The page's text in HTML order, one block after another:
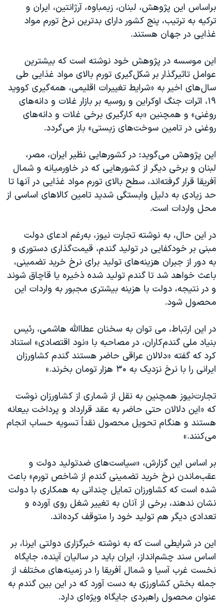
براساس این پژوهش، لبنان، زیمباوه، آرژانتین، ایران و
ترکیه به ترتیب، پنج‌ کشور دارای بدترین نرخ تورم مواد
غذایی در جهان‌ هستند.
این موسسه در پژوهش خود نوشته است که بیشترین
عوامل تاثیرگذار بر شکل‌گیری تورم بالای مواد غذایی طی
سال‌های اخیر به «شرایط تغییرات اقلیمی، همه‌گیری کووید
۱۹، اثرات جنگ اوکراین و روسیه بر بازار غلات و دانه‌های
روغنی» و همچنین «به کارگیری برخی غلات و دانه‌های
روغنی در تامین سوخت‌های زیستی» باز می‌گردد.
این پژوهش می‌گوید: در کشورهایی نظیر ایران، مصر،
لبنان و برخی دیگر از کشورهایی که در خاورمیانه و شمال
آفریقا قرار گرفته‌اند، سطح بالای تورم مواد غذایی در آنها تا
حد زیادی به دلیل وابستگی شدید تامین کالاهای اساسی از
محل واردات است.
در این حال، به نوشته تجارت نیوز، به‌رغم ادعای دولت
مبنی بر خودکفایی در تولید گندم، قیمت‌گذاری دستوری و
به دور از جبران هزینه‌های تولید برای نرخ خرید تضمینی،
باعث خواهد شد تا گندم تولید شده ذخیره یا قاچاق شوند
و در نتیجه، دولت با هزینه‌ بیشتری مجبور به واردات این
محصول شود.
در این ارتباط، می توان به سخنان عطاالله هاشمی، رئیس
بنیاد ملی گندم‌کاران، در مصاحبه با «نود اقتصادی» استناد
کرد که گفته «دلالان عراقی حاضر هستند گندم کشاورزان
ایرانی را با نرخ نزدیک به ۳۰ هزار تومان بخرند.»
تجارت‌نیوز همچنین به نقل از شماری از کشاورزان نوشت
که «این دلالان حتی حاضر به عقد قرارداد و پرداخت بیعانه
هستند و هنگام تحویل محصول نقداً تسویه حساب انجام
می‌کنند.
»
بر اساس این گزارش، «سیاست‌های ضدتولید دولت و
عقب‌ماندن نرخ خرید تضمینی گندم از شاخص تورم» باعث
شده است که کشاورزان تمایل چندانی به همکاری با دولت
نشان ندهند، برخی از آنان به تغییر شغل روی آورده و
تعدادی دیگر هم تولید خود را متوقف کرده‌اند.
این در شرایطی است که به نوشته خبرگزاری دولتی ایرنا، بر
اساس سند چشم‌انداز، ایران باید در سالیان آینده، جایگاه
نخست غرب آسیا و شمال آفریقا را در زمینه‌های مختلف از
جمله بخش کشاورزی به دست آورد که در این بین گندم به
عنوان محصول راهبردی جایگاه ویژه‌ای دارد.